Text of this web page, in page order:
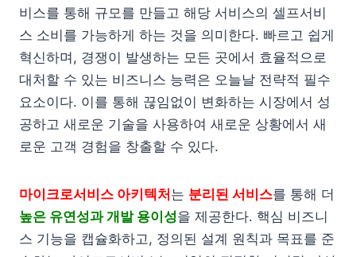
비스를 통해 규모를 만들고 해당 서비스의 셀프서비
스 소비를 가능하게 하는 것을 의미한다. 빠르고 쉽게
혁신하며, 경쟁이 발생하는 모든 곳에서 효율적으로
대처할 수 있는 비즈니스 능력은 오늘날 전략적 필수
요소이다. 이를 통해 끊임없이 변화하는 시장에서 성
공하고 새로운 기술을 사용하여 새로운 상황에서 새
로운 고객 경험을 창출할 수 있다.
마이크로서비스 아키텍처는 분리된 서비스를 통해 더
높은 유연성과 개발 용이성을 제공한다. 핵심 비즈니
스 기능을 캡슐화하고, 정의된 설계 원칙과 목표를 준